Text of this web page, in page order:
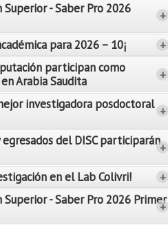
Superior - Saber Pro 2026
+
para 2026 – 10¡ +
participan como
Arabia Saudita
+
investigadora posdoctoral +
del DISC participarán+
en el Lab Colivri! +
Superior - Saber Pro 2026 Primer
+